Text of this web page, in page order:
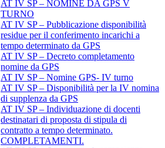
AT IV SP – NOMINE DA GPS V
TURNO
AT IV SP – Pubblicazione disponibilità
residue per il conferimento incarichi a
tempo determinato da GPS
AT IV SP – Decreto completamento
nomine da GPS
AT IV SP – Nomine GPS- IV turno
AT IV SP – Disponibilità per la IV nomina
di supplenza da GPS
AT IV SP – Individuazione di docenti
destinatari di proposta di stipula di
contratto a tempo determinato.
COMPLETAMENTI.